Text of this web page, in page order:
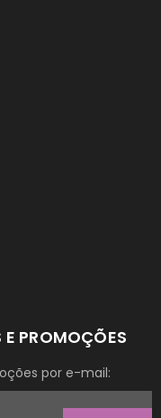
PROMOÇÕES
por e-mail: